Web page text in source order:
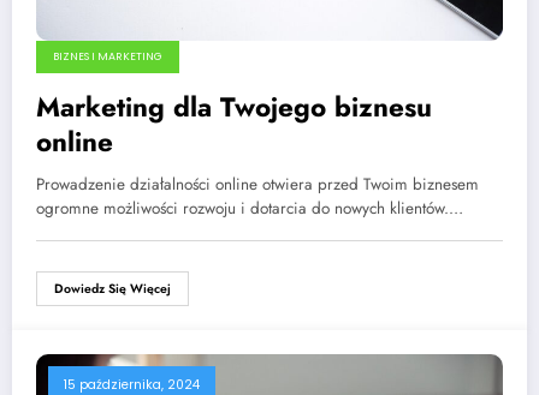
BIZNES I MARKETING
Marketing dla Twojego biznesu
online
Prowadzenie działalności online otwiera przed Twoim biznesem
ogromne możliwości rozwoju i dotarcia do nowych klientów.…
Dowiedz Się Więcej
15 października, 2024